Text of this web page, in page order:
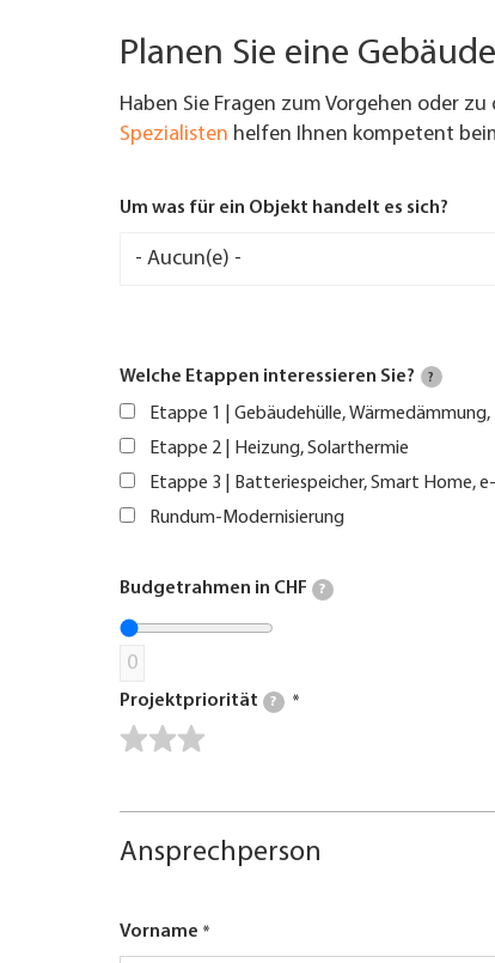
Planen Sie eine
Haben Sie Fragen zum Vorgehen oder
Spezialisten helfen Ihnen kompetent
Um was für ein Objekt handelt es sich?
Welche Etappen interessieren Sie? ?
Etappe 1 | Gebäudehülle,
Etappe 2 | Heizung, Solarthermie
Etappe 3 | Batteriespeicher, Smart Home,
Rundum-Modernisierung
Budgetrahmen in CHF ?
0
Projektpriorität ?
Ansprechperson
Vorname